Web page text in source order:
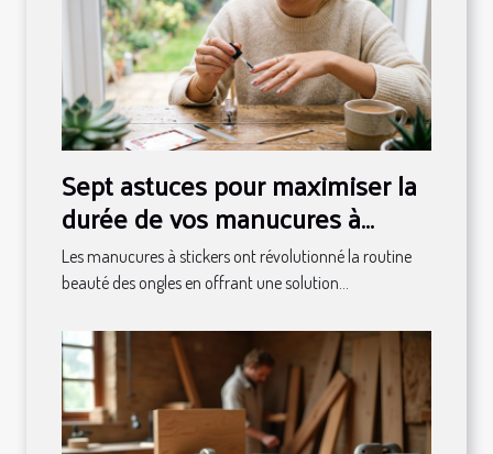
Sept astuces pour maximiser la
durée de vos manucures à
stickers
Les manucures à stickers ont révolutionné la routine
beauté des ongles en offrant une solution...